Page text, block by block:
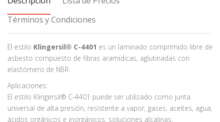
Términos y Condiciones
El estilo Klingersil® C-4401 es un laminado comprimido libre de
asbesto compuesto de fibras aramídicas, aglutinadas con
elastómero de NBR.
Aplicaciones:
El estilo Klingersil® C-4401 puede ser utilizado como junta
universal de alta presión, resistente a vapor, gases, aceites, agua,
ácidos orgánicos e inorgánicos, soluciones alcalinas,